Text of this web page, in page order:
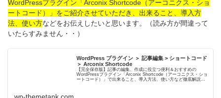
WordPressプラグイン「Arconix Shortcode（アーコニクス・ショ
ートコード）」をご紹介させていただき、出来ること、導入方
法、使い方などをお伝えしたいと思います。（読み方が間違って
いたらすみません・・）
WordPress プラグイン ＞ 記事編集 > ショートコード
＞ Arconix Shortcode
【完全保存版】記事の編集、作成に役立つ便利＆おすすめの
WordPressプラグイン「Arconix Shortcode（アーコニクス・ショ
ートコード）」で出来ること、導入方法、使い方など徹底解説！−